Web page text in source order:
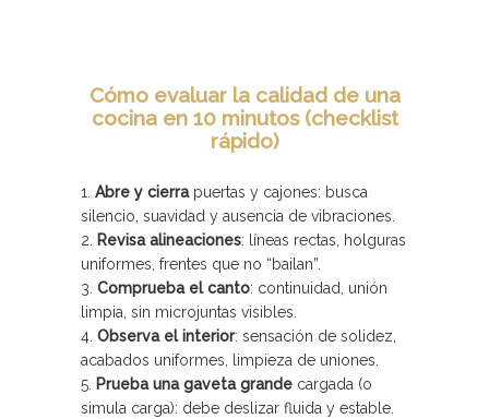
Cómo evaluar la calidad de una
cocina en 10 minutos (checklist
rápido)
Abre y cierrapuertas y cajones: busca
silencio, suavidad y ausencia de vibraciones.
Revisa alineaciones: líneas rectas, holguras
uniformes, frentes que no “bailan”.
Comprueba el canto: continuidad, unión
limpia, sin microjuntas visibles.
Observa el interior: sensación de solidez,
acabados uniformes, limpieza de uniones.
Prueba una gaveta grande cargada (o
simula carga): debe deslizar fluida y estable.